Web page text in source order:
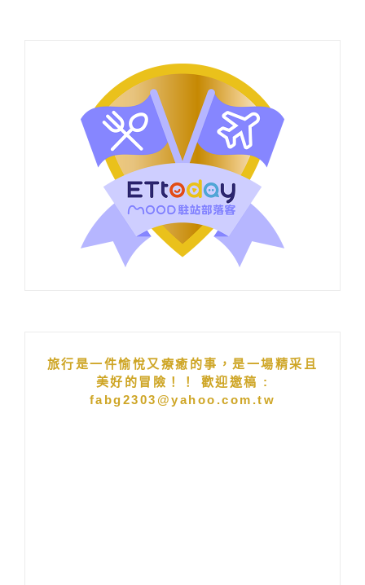
旅行是一件愉悅又療癒的事，是一場精采且
美好的冒險！！ 歡迎邀稿 :
fabg2303@yahoo.com.tw